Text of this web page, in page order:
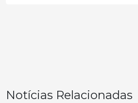
Notícias Relacionadas